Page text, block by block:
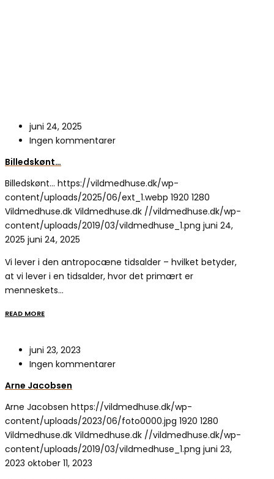
juni 24, 2025
Ingen kommentarer
Billedskønt…
Billedskønt… https://vildmedhuse.dk/wp-
content/uploads/2025/06/ext_1.webp 1920 1280
Vildmedhuse.dk Vildmedhuse.dk //vildmedhuse.dk/wp-
content/uploads/2019/03/vildmedhuse_1.png juni 24,
2025 juni 24, 2025
Vi lever i den antropocæne tidsalder – hvilket betyder,
at vi lever i en tidsalder, hvor det primært er
menneskets…
READ MORE
juni 23, 2023
Ingen kommentarer
Arne Jacobsen
Arne Jacobsen https://vildmedhuse.dk/wp-
content/uploads/2023/06/foto0000.jpg 1920 1280
Vildmedhuse.dk Vildmedhuse.dk //vildmedhuse.dk/wp-
content/uploads/2019/03/vildmedhuse_1.png juni 23,
2023 oktober 11, 2023